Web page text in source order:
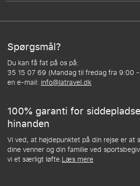
Spørgsmål?
Du kan få fat på os på:
35 15 07 69 (Mandag til fredag fra 9:00
en e-mail: info@latravel.dk
100% garanti for
hinanden
Vi ved, at højdepunktet på din rejse er at
dine venner og din familie ved
vi et særligt løfte.Læs mere